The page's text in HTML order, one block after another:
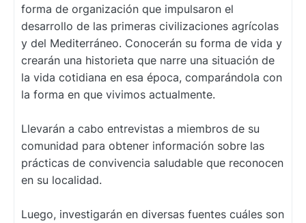
forma de organización que impulsaron el
desarrollo de las primeras civilizaciones agrícolas
y del Mediterráneo. Conocerán su forma de vida y
crearán una historieta que narre una situación de
la vida cotidiana en esa época, comparándola con
la forma en que vivimos actualmente.
Llevarán a cabo entrevistas a miembros de su
comunidad para obtener información sobre las
prácticas de convivencia saludable que reconocen
en su localidad.
Luego, investigarán en diversas fuentes cuáles son